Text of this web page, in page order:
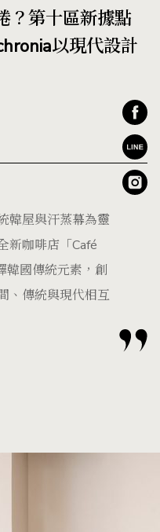
？第十區新據點
以現代設計
韓屋與汗蒸幕為靈
新咖啡店「Café
韓國傳統元素，創
、傳統與現代相互